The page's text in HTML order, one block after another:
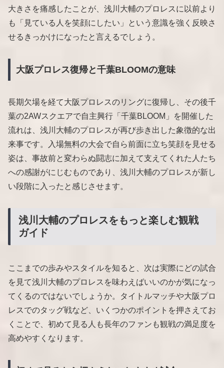
大きさを痛感したことが、浅川大輔のプロレスに以前より
も「見ている人を笑顔にしたい」という意識を強く反映さ
せるきっかけになったと言えるでしょう。
大阪プロレス復帰と千葉BLOOMの意味
長期欠場を経て大阪プロレスのリングに復帰し、その後千
葉の2AWスクエアで自主興行「千葉BLOOM」を開催した
流れは、浅川大輔のプロレスが再び歩き出した象徴的な出
来事です。入場無料の大会で自ら前面に立ち笑顔を見せる
姿は、事故前と変わらぬ闘志に加えて支えてくれた人たち
への感謝がにじむものであり、浅川大輔のプロレスが新し
い段階に入ったと感じさせます。
浅川大輔のプロレスをもっと楽しむ観戦
ガイド
ここまでの歩みやスタイルを知ると、次は実際にどの試合
を見て浅川大輔のプロレスを味わえばいいのかが気になっ
てくるのではないでしょうか。タイトルマッチや大阪プロ
レスでのタッグ戦など、いくつかのポイントを押さえてお
くことで、初めて見る人も長年のファンも観戦の満足度を
高めやすくなります。